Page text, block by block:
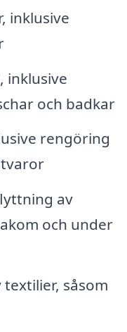
inklusive
inklusive
och badkar
rengöring
av
och under
såsom